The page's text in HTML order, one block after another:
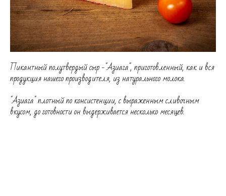
Пикантный полутвердый сыр -"Азиага", приготовленный, как и вся
продукция нашего производителя, из натурального молока.
"Азиага" плотный по консистенции, с выраженным сливочным
вкусом, до готовности он выдерживается несколько месяцев.